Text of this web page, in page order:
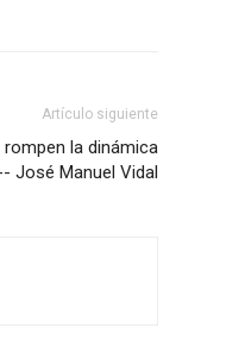
Artículo siguiente
la dinámica
José Manuel Vidal